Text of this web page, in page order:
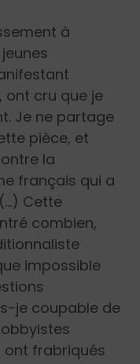
à
ont cru que je
Je ne partage
pièce, et
la
français qui a
Cette
combien,
impossible
je coupable de
frabriqués